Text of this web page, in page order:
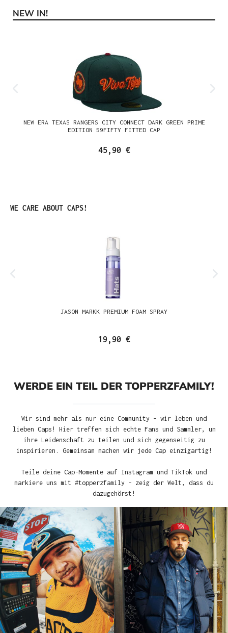
Produktgalerie überspringen
NEW IN!
NEW ERA TEXAS RANGERS CITY CONNECT DARK GREEN PRIME
EDITION 59FIFTY FITTED CAP
45,90 €
Produktgalerie überspringen
WE CARE ABOUT CAPS!
JASON MARKK PREMIUM FOAM SPRAY
19,90 €
WERDE EIN TEIL DER TOPPERZFAMILY!
Wir sind mehr als nur eine Community – wir leben und
lieben Caps! Hier treffen sich echte Fans und Sammler, um
ihre Leidenschaft zu teilen und sich gegenseitig zu
inspirieren. Gemeinsam machen wir jede Cap einzigartig!
Teile deine Cap-Momente auf Instagram und TikTok und
markiere uns mit #topperzfamily – zeig der Welt, dass du
dazugehörst!